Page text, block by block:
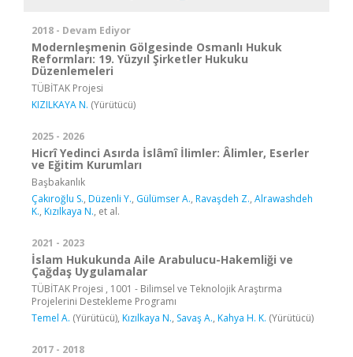
2018 - Devam Ediyor
Modernleşmenin Gölgesinde Osmanlı Hukuk
Reformları: 19. Yüzyıl Şirketler Hukuku
Düzenlemeleri
TÜBİTAK Projesi
KIZILKAYA N. (Yürütücü)
2025 - 2026
Hicrî Yedinci Asırda İslâmî İlimler: Âlimler, Eserler
ve Eğitim Kurumları
Başbakanlık
Çakıroğlu S., Düzenli Y., Gülümser A., Ravaşdeh Z., Alrawashdeh
K., Kızılkaya N., et al.
2021 - 2023
İslam Hukukunda Aile Arabulucu-Hakemliği ve
Çağdaş Uygulamalar
TÜBİTAK Projesi , 1001 - Bilimsel ve Teknolojik Araştırma
Projelerini Destekleme Programı
Temel A. (Yürütücü), Kızılkaya N., Savaş A., Kahya H. K. (Yürütücü)
2017 - 2018